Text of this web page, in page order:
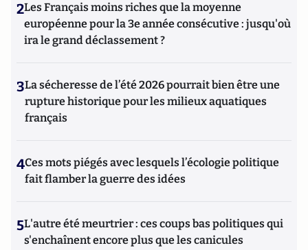
2Les Français moins riches que la moyenne
européenne pour la 3e année consécutive : jusqu'où
ira le grand déclassement ?
3La sécheresse de l’été 2026 pourrait bien être une
rupture historique pour les milieux aquatiques
français
4Ces mots piégés avec lesquels l’écologie politique
fait flamber la guerre des idées
5L'autre été meurtrier : ces coups bas politiques qui
s'enchaînent encore plus que les canicules